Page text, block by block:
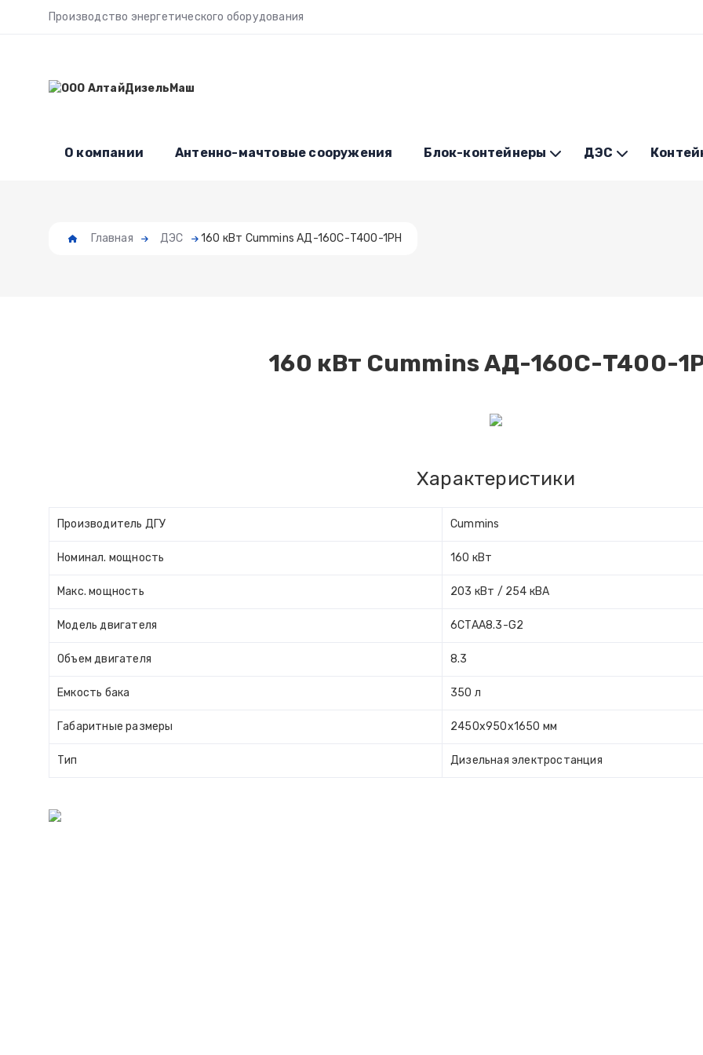
Производство энергетического оборудования
О компании Антенно-мачтовые сооружения Блок-контейнеры ДЭС
Главная ДЭС 160 кВт Сummins АД-160С-T400-1PH
160 кВт Сummins АД-160С-T400-
Характеристики
Производитель ДГУ Cummins
Номинал. мощность 160 кВт
Макс. мощность 203 кВт / 254 кВА
Модель двигателя 6CTAA8.3-G2
Объем двигателя 8.3
Емкость бака 350 л
Габаритные размеры 2450x950х1650 мм
Тип Дизельная электростанция